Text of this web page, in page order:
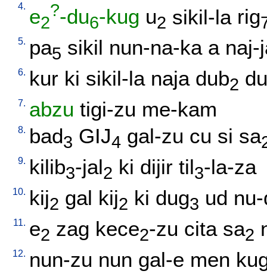
4. e2
?-du6-kug u2 sikil-la rig
5. pa5 sikil nun-na-ka a naj-
6. kur ki sikil-la naja dub2
7. abzu tigi-zu me-kam
8. bad3 GIJ4 gal-zu cu si sa
9. kilib3-jal2 ki dijir til3-la-za
10. kij2 gal kij2 ki dug3 ud
11. e2 zag kece2-zu cita sa2
12. nun-zu nun gal-e men